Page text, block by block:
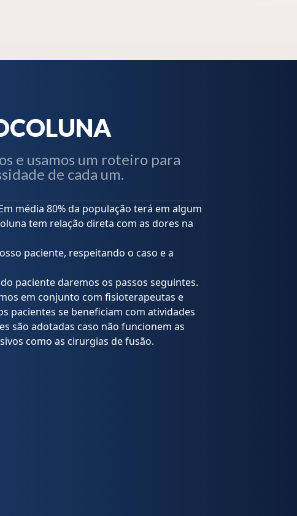
e usamos um roteiro para
de cada um.
média 80% da população terá em algum
tem relação direta com as dores na
paciente, respeitando o caso e a
paciente daremos os passos seguintes.
em conjunto com fisioterapeutas e
pacientes se beneficiam com atividades
são adotadas caso não funcionem as
como as cirurgias de fusão.